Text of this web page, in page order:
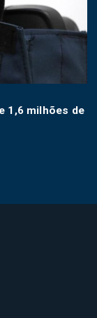
1,6 milhões de